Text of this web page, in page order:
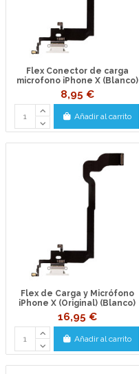
Flex Conector de carga
microfono iPhone X (Blanco)
8,95 €
Añadir al carrito
Flex de Carga y Micrófono
iPhone X (Original) (Blanco)
16,95 €
Añadir al carrito